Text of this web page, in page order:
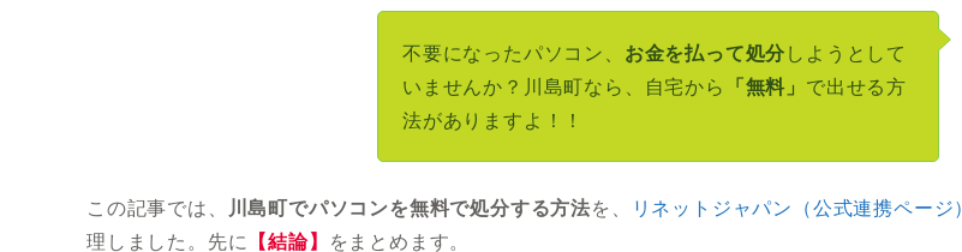
不要になったパソコン、 お金を払って処分しようとして
いませんか？川島町なら、自宅から 「無料」 で出せる方
法がありますよ！！
この記事では、 川島町でパソコンを無料で処分する方法を、 リネットジャパン（公式連携ページ）
理しました。先に 【結論】 をまとめます。